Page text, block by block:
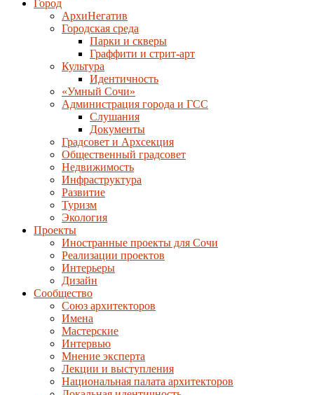
Город
АрхиНегатив
Городская среда
Парки и скверы
Граффити и стрит-арт
Культура
Идентичность
«Умный Сочи»
Администрация города и ГСС
Слушания
Документы
Градсовет и Архсекция
Общественный градсовет
Недвижимость
Инфраструктура
Развитие
Туризм
Экология
Проекты
Иностранные проекты для Сочи
Реализации проектов
Интерьеры
Дизайн
Сообщество
Союз архитекторов
Имена
Мастерские
Интервью
Мнение эксперта
Лекции и выступления
Национальная палата архитекторов